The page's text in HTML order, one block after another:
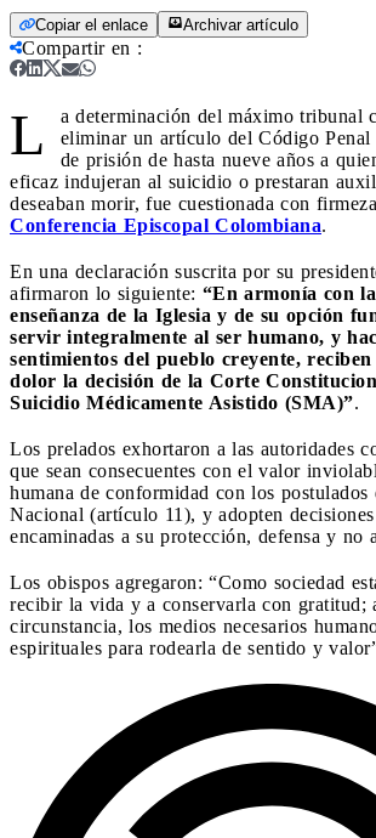
Copiar el enlace Archivar artículo
Compartir en :
L
a determinación del máximo tribunal
eliminar un artículo del Código Penal
de prisión de hasta nueve años a
eficaz indujeran al suicidio o prestaran
deseaban morir, fue cuestionada con
Conferencia Episcopal Colombiana.
En una declaración suscrita por su
afirmaron lo siguiente: “En armonía con
enseñanza de la Iglesia y de su opción
servir integralmente al ser humano, y
sentimientos del pueblo creyente,
dolor la decisión de la Corte
Suicidio Médicamente Asistido (SMA)”.
Los prelados exhortaron a las autoridades
que sean consecuentes con el valor
humana de conformidad con los
Nacional (artículo 11), y adopten decisiones
encaminadas a su protección, defensa y no
Los obispos agregaron: “Como sociedad
recibir la vida y a conservarla con gratitud;
circunstancia, los medios necesarios
espirituales para rodearla de sentido y